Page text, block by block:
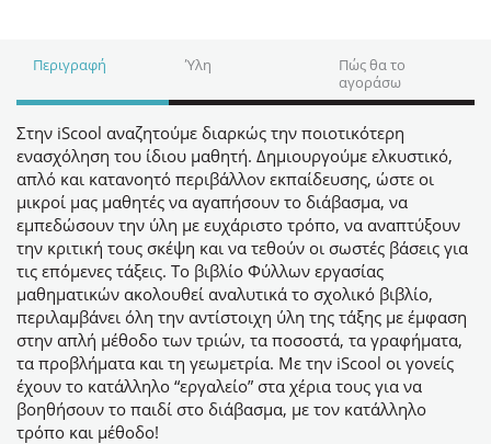
Περιγραφή Ύλη
Πώς θα το
αγοράσω
Στην iScool αναζητούμε διαρκώς την ποιοτικότερη
ενασχόληση του ίδιου μαθητή. Δημιουργούμε ελκυστικό,
απλό και κατανοητό περιβάλλον εκπαίδευσης, ώστε οι
μικροί μας μαθητές να αγαπήσουν το διάβασμα, να
εμπεδώσουν την ύλη με ευχάριστο τρόπο, να αναπτύξουν
την κριτική τους σκέψη και να τεθούν οι σωστές βάσεις για
τις επόμενες τάξεις. Το βιβλίο Φύλλων εργασίας
μαθηματικών ακολουθεί αναλυτικά το σχολικό βιβλίο,
περιλαμβάνει όλη την αντίστοιχη ύλη της τάξης με έμφαση
στην απλή μέθοδο των τριών, τα ποσοστά, τα γραφήματα,
τα προβλήματα και τη γεωμετρία. Με την iScool οι γονείς
έχουν το κατάλληλο “εργαλείο” στα χέρια τους για να
βοηθήσουν το παιδί στο διάβασμα, με τον κατάλληλο
τρόπο και μέθοδο!